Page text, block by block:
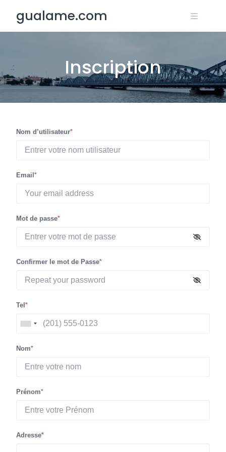
content
gualame.com
Inscription
Nom d’utilisateur*
Email *
Mot de passe*
Confirmer le mot de Passe*
Tel *
Nom*
Prénom*
Adresse*